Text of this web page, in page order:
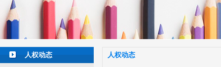
人权动态 人权动态